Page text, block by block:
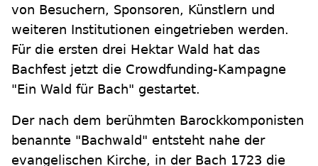
von Besuchern, Sponsoren, Künstlern und
weiteren Institutionen eingetrieben werden.
Für die ersten drei Hektar Wald hat das
Bachfest jetzt die Crowdfunding-Kampagne
"Ein Wald für Bach" gestartet.
Der nach dem berühmten Barockkomponisten
benannte "Bachwald" entsteht nahe der
evangelischen Kirche, in der Bach 1723 die